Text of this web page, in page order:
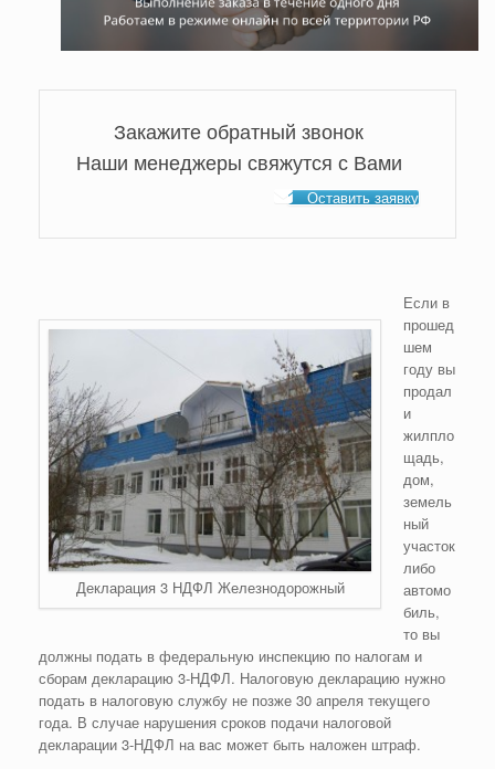
Закажите обратный звонок
Наши менеджеры свяжутся с Вами
Оставить заявку
Декларация 3 НДФЛ Железнодорожный
Если в
прошед
шем
году вы
продал
и
жилпло
щадь,
дом,
земель
ный
участок
либо
автомо
биль,
то вы
должны подать в федеральную инспекцию по налогам и
сборам декларацию 3-НДФЛ. Налоговую декларацию нужно
подать в налоговую службу не позже 30 апреля текущего
года. В случае нарушения сроков подачи налоговой
декларации 3-НДФЛ на вас может быть наложен штраф.